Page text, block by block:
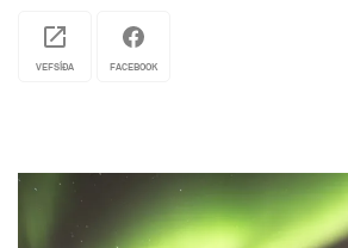
troðnar einni klst. fyrir
Hluti af gönguskíðabrautinni, 3,5
Skíða- og snjóbrettaskóli
á aldrinum 5-15 ára. Einnig eru
VEFSÍÐA FACEBOOK